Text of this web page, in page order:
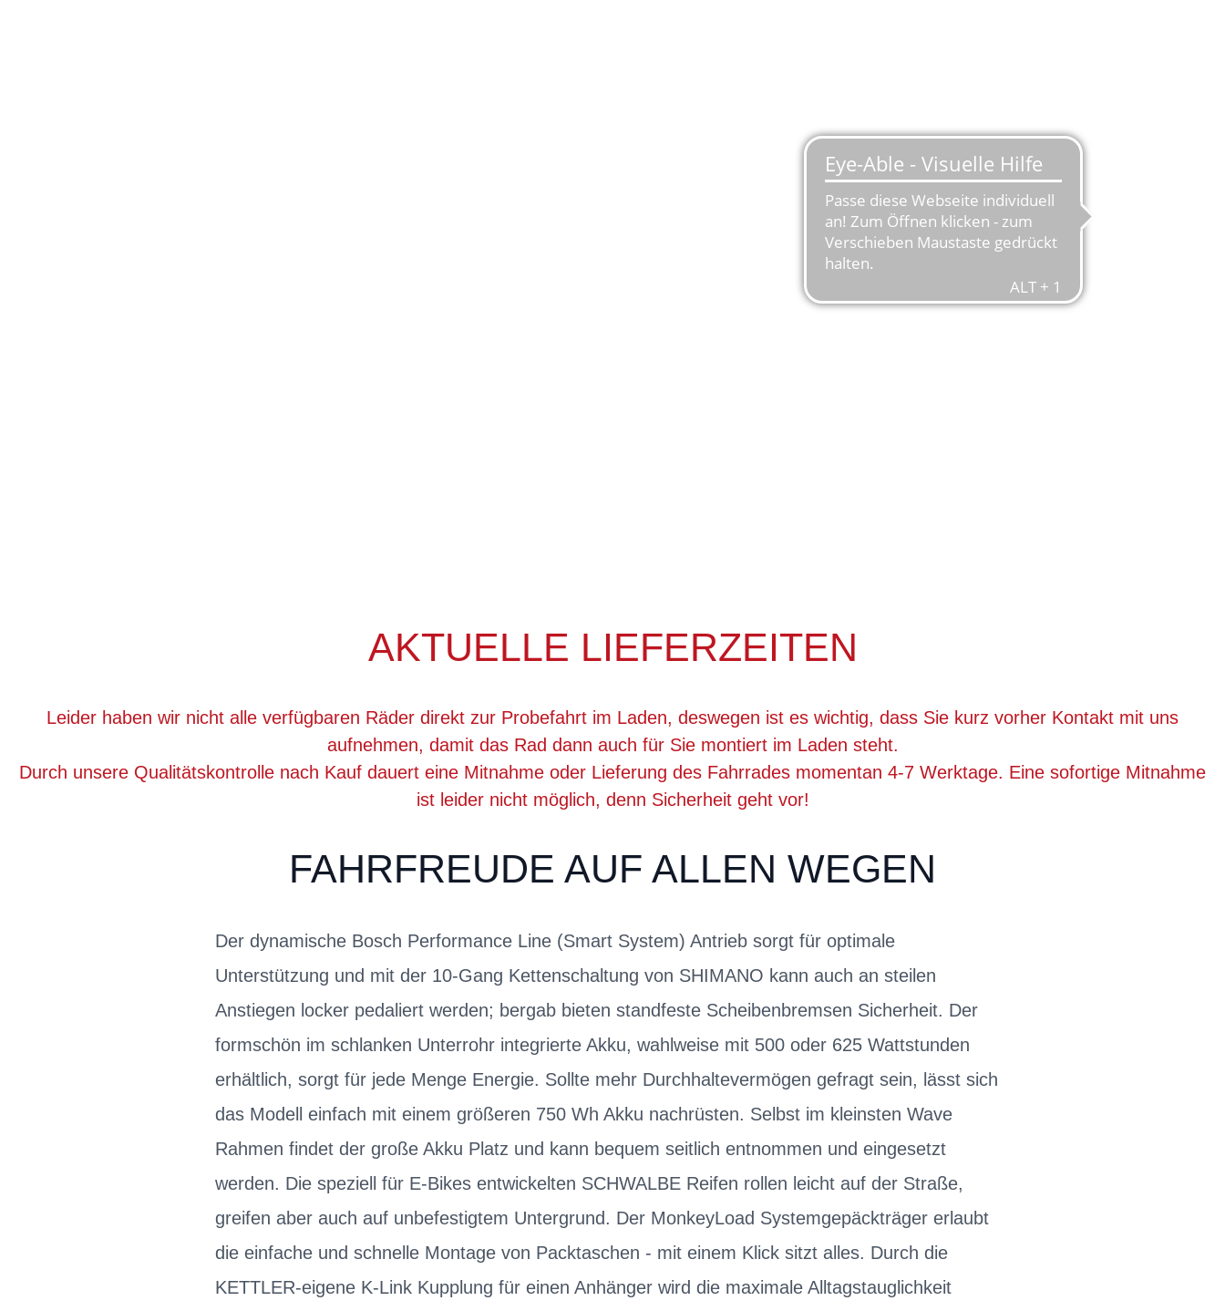
AKTUELLE LIEFERZEITEN
Leider haben wir nicht alle verfügbaren Räder direkt zur Probefahrt im Laden, deswegen ist es wichtig, dass Sie kurz vorher Kontakt mit uns
aufnehmen, damit das Rad dann auch für Sie montiert im Laden steht.
Durch unsere Qualitätskontrolle nach Kauf dauert eine Mitnahme oder Lieferung des Fahrrades momentan 4-7 Werktage. Eine sofortige Mitnahme
ist leider nicht möglich, denn Sicherheit geht vor!
FAHRFREUDE AUF ALLEN WEGEN
Der dynamische Bosch Performance Line (Smart System) Antrieb sorgt für optimale
Unterstützung und mit der 10-Gang Kettenschaltung von SHIMANO kann auch an steilen
Anstiegen locker pedaliert werden; bergab bieten standfeste Scheibenbremsen Sicherheit. Der
formschön im schlanken Unterrohr integrierte Akku, wahlweise mit 500 oder 625 Wattstunden
erhältlich, sorgt für jede Menge Energie. Sollte mehr Durchhaltevermögen gefragt sein, lässt sich
das Modell einfach mit einem größeren 750 Wh Akku nachrüsten. Selbst im kleinsten Wave
Rahmen findet der große Akku Platz und kann bequem seitlich entnommen und eingesetzt
werden. Die speziell für E-Bikes entwickelten SCHWALBE Reifen rollen leicht auf der Straße,
greifen aber auch auf unbefestigtem Untergrund. Der MonkeyLoad Systemgepäckträger erlaubt
die einfache und schnelle Montage von Packtaschen - mit einem Klick sitzt alles. Durch die
KETTLER-eigene K-Link Kupplung für einen Anhänger wird die maximale Alltagstauglichkeit